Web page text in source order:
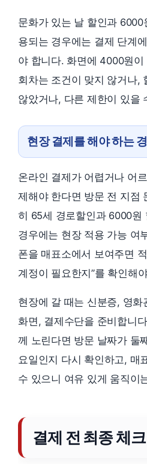
문화가 있는 날 할인과 6000
용되는 경우에는 결제 단계
야 합니다. 화면에 4000원
회차는 조건이 맞지 않거나,
않았거나, 다른 제한이 있을
현장 결제를 해야 하는
온라인 결제가 어렵거나 어
제해야 한다면 방문 전 지점
히 65세 경로할인과 6000원
경우에는 현장 적용 가능 여
폰을 매표소에서 보여주면
계정이 필요한지”를 확인해
현장에 갈 때는 신분증, 영
화면, 결제수단을 준비합니
께 노린다면 방문 날짜가 둘
요일인지 다시 확인하고, 매
수 있으니 여유 있게 움직이
결제 전 최종 체